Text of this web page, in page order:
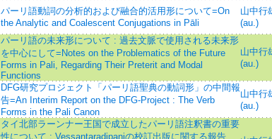
パーリ語動詞の分析的および融合的活用形について=On
the Analytic and Coalescent Conjugations in Pāli
山中行
(au.)
パーリ語の未来形について : 過去文脈で使用される未来形
を中心にして=Notes on the Problematics of the Future
Forms in Pali, Regarding Their Preterit and Modal
Functions
山中行
(au.)
DFG研究プロジェクト「パーリ語聖典の動詞形」の中間報
告=An Interim Report on the DFG-Project : The Verb
Forms in the Pali Canon
山中行
(au.)
タイ北部ラーンナー王国で成立したパーリ語注釈書の重要
性について : Vessantaradipaniの校訂出版に関する報告